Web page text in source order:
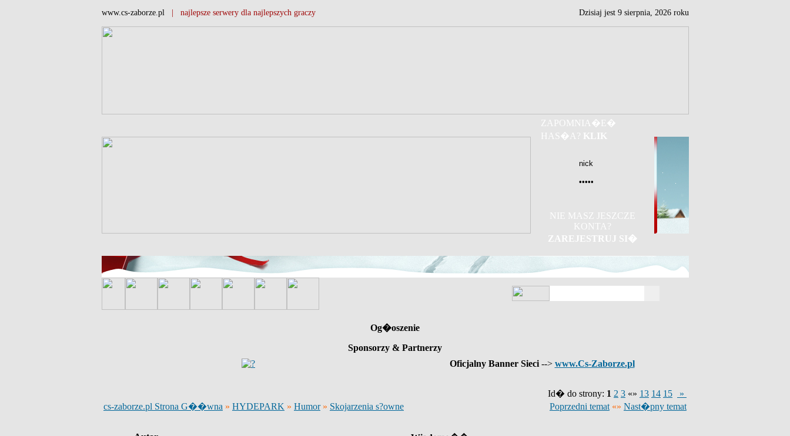
www.cs-zaborze.pl | najlepsze serwery dla najlepszych graczy Dzisiaj jest 9 sierpnia, 2026 roku
ZAPOMNIA�E�
HAS�A? KLIK
NIE MASZ JESZCZE
KONTA?
ZAREJESTRUJ SI�
Og�oszenie
Sponsorzy & Partnerzy
Oficjalny Banner Sieci --> www.Cs-Zaborze.pl
cs-zaborze.pl Strona G��wna » HYDEPARK » Humor» Skojarzenia s?owne
Id� do strony: 1 2 3 «» 13 14 15
»
Poprzedni temat «» Nast�pny temat